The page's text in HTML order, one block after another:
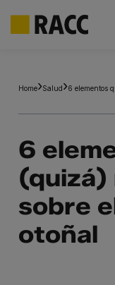
contenido
Home Salud 6 elementos
6
(quizá)
sobre
otoñal